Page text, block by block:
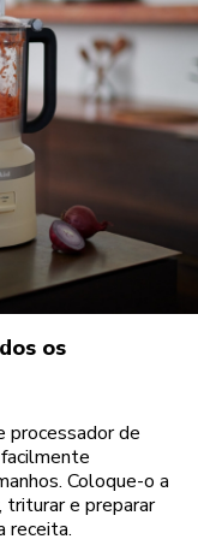
os
processador de
Coloque-o a
triturar e preparar
receita.